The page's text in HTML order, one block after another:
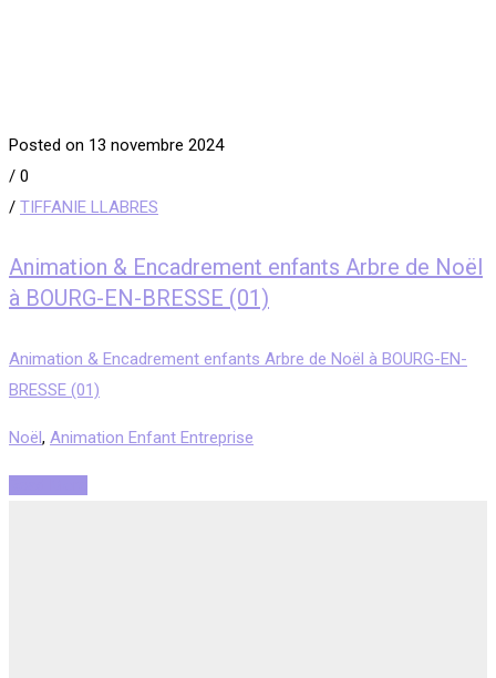
Posted on 13 novembre 2024
/ 0
/ TIFFANIE LLABRES
Animation & Encadrement enfants Arbre de Noël
à BOURG-EN-BRESSE (01)
Animation & Encadrement enfants Arbre de Noël à BOURG-EN-
BRESSE (01)
Noël, Animation Enfant Entreprise